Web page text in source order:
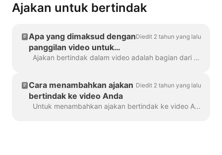
Ajakan untuk bertindak
Apa yang dimaksud dengan
panggilan video untuk
bertindak?
Diedit 2 tahun yang lalu
Ajakan bertindak dalam video adalah bagian dari konten yang mendorong pemirsa untuk melakukan tindakan tertentu setelah mereka menonton video Anda. Mungkin saja (tetapi ...
Cara menambahkan ajakan
bertindak ke video Anda
Diedit 2 tahun yang lalu
Untuk menambahkan ajakan bertindak ke video Anda di Wave.video, klik tanda "Tambahkan ajakan bertindak" di timeline. Ini akan tersedia di bagian ...